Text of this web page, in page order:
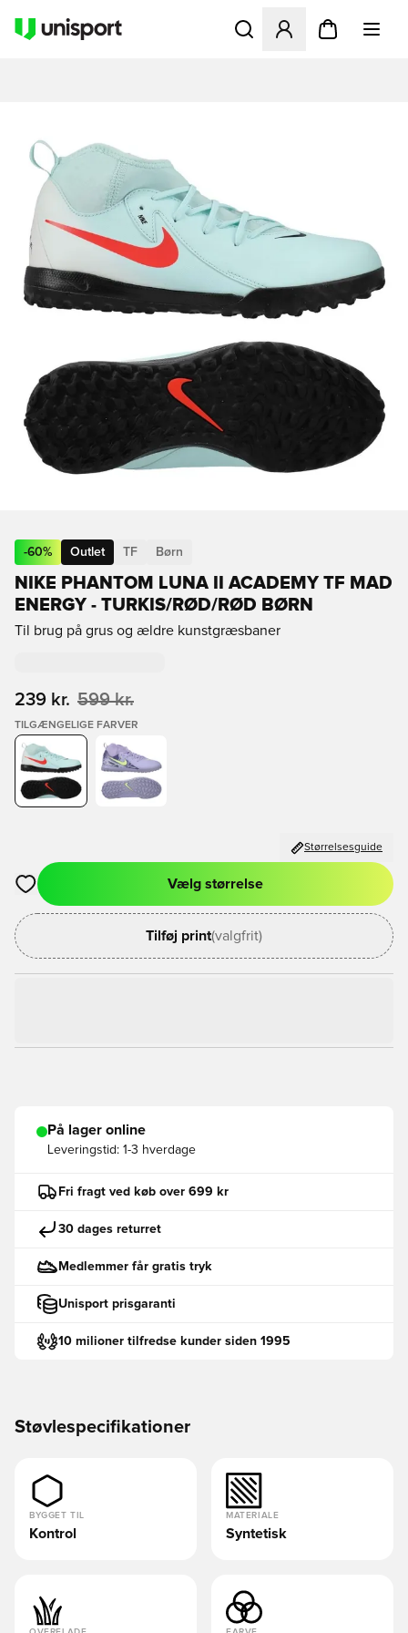
Åbner en Modal til at
-60% Outlet TF Børn
NIKE PHANTOM LUNA II ACADEMY TF MAD
ENERGY - TURKIS/RØD/RØD BØRN
Til brug på grus og ældre kunstgræsbaner
239 kr. 599 kr.
TILGÆNGELIGE FARVER
Størrelsesguide
Åbner en Modal til at logge ind eller tilmelde dig som medlem
Vælg størrelse
Tilføj print(valgfrit)
På lager online
Leveringstid: 1-3 hverdage
Fri fragt ved køb over 699 kr
30 dages returret
Medlemmer får gratis tryk
Unisport prisgaranti
10 milioner tilfredse kunder siden 1995
Støvlespecifikationer
BYGGET TIL
Kontrol
MATERIALE
Syntetisk